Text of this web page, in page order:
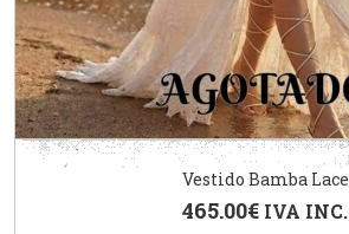
Vestido Bamba Lace
465.00€ IVA INC.